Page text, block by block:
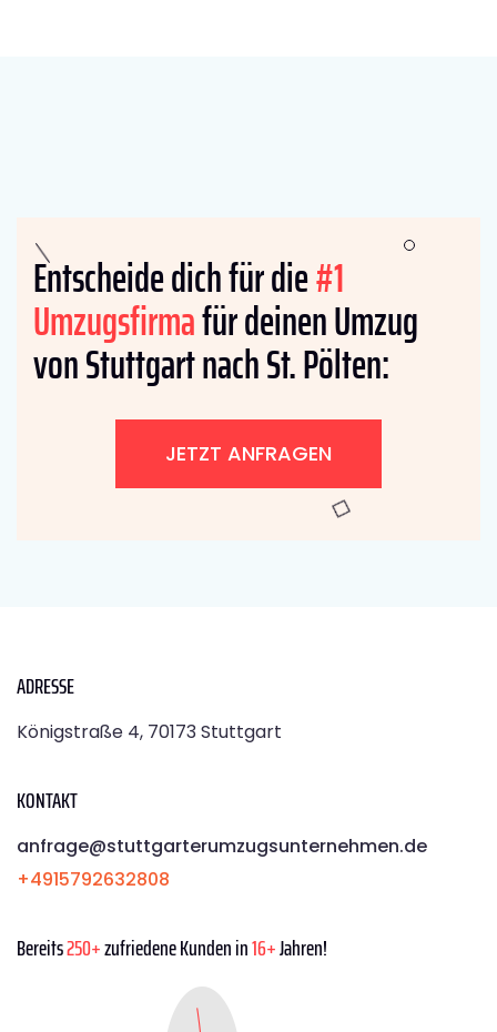
Entscheide dich für die#1
Umzugsfirmafür deinen Umzug
von Stuttgart nach St. Pölten:
JETZT ANFRAGEN
ADRESSE
Königstraße 4, 70173 Stuttgart
KONTAKT
anfrage@stuttgarterumzugsunternehmen.de
+4915792632808
Bereits250+zufriedene Kunden in16+Jahren!